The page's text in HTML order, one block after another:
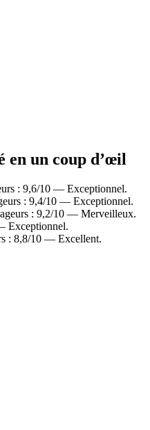
en un coup d’œil
: 9,6/10 — Exceptionnel.
: 9,4/10 — Exceptionnel.
: 9,2/10 — Merveilleux.
Exceptionnel.
: 8,8/10 — Excellent.